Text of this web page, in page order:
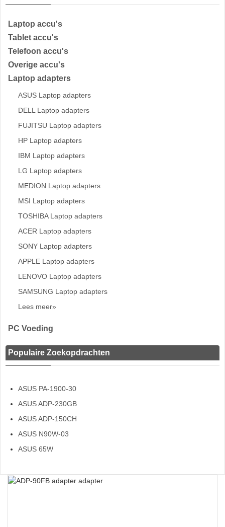
Laptop accu's
Tablet accu's
Telefoon accu's
Overige accu's
Laptop adapters
ASUS Laptop adapters
DELL Laptop adapters
FUJITSU Laptop adapters
HP Laptop adapters
IBM Laptop adapters
LG Laptop adapters
MEDION Laptop adapters
MSI Laptop adapters
TOSHIBA Laptop adapters
ACER Laptop adapters
SONY Laptop adapters
APPLE Laptop adapters
LENOVO Laptop adapters
SAMSUNG Laptop adapters
Lees meer»
PC Voeding
Populaire Zoekopdrachten
ASUS PA-1900-30
ASUS ADP-230GB
ASUS ADP-150CH
ASUS N90W-03
ASUS 65W